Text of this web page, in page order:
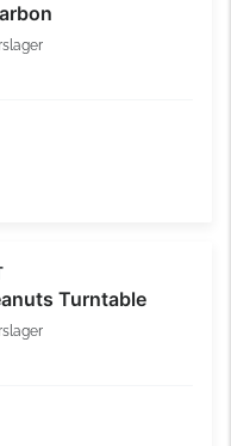
Turntable